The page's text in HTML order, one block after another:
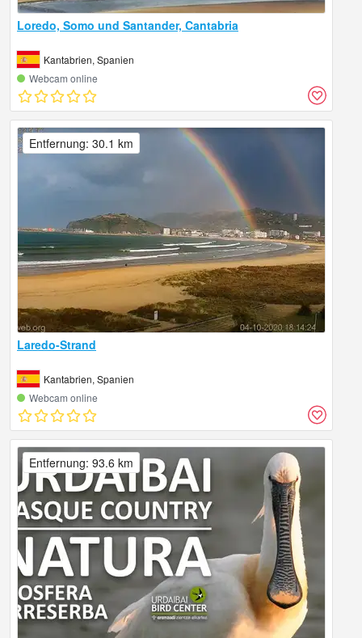
Loredo, Somo und Santander, Cantabria
Kantabrien, Spanien
Webcam online
Laredo-Strand
Kantabrien, Spanien
Webcam online
Entfernung: 30.1 km
Entfernung: 93.6 km